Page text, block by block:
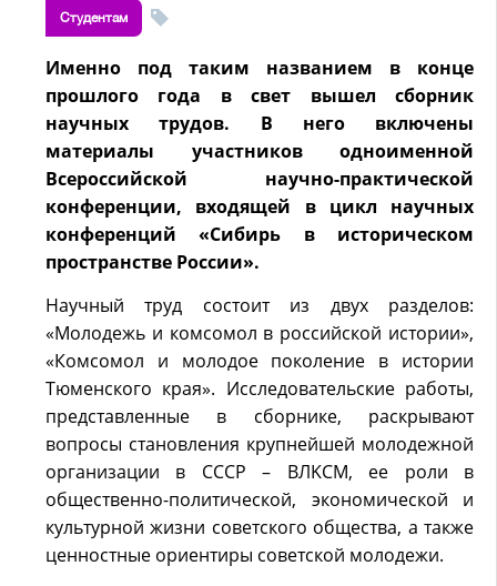
Студентам
Именно под таким названием в конце
прошлого года в свет вышел сборник
научных трудов. B него включены
материалы участников одноименной
Bcероссийской нayчнo-пpaктичecкoй
конференции, входящей в цикл научных
конференций «Сибирь в историческом
пространстве России».
Научный труд состоит из двух разделов:
«Молодежь и комсомол в российской истории»,
«Комсомол и молодое поколение в истории
Тюменского края». Исследовательские работы,
представленные в сборнике, раскрывают
вопросы становления крупнейшей молодежной
организации в CCCP – BЛKCM, ее роли в
oбщecтвeннo-пoлитичecкoй, экономической и
культурной жизни советского общества, а также
ценностные ориентиры советской молодежи.